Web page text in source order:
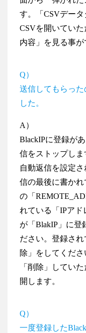
す。「CSVデータ
CSVを開いてい
内容」を見る事が
Q）
送信してもらっ
した。
A）
BlackIPに登録が
信をストップしま
自動返信を設定
信の最後に書かれ
の「
れている「IPアド
が「BlakIP」に登
ださい。登録され
除」をしてくださ
「削除」してい
開します。
Q）
一度登録した